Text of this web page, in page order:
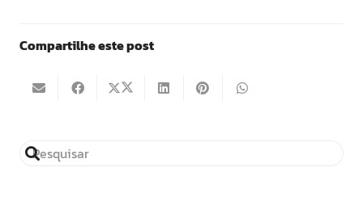
Compartilhe este post